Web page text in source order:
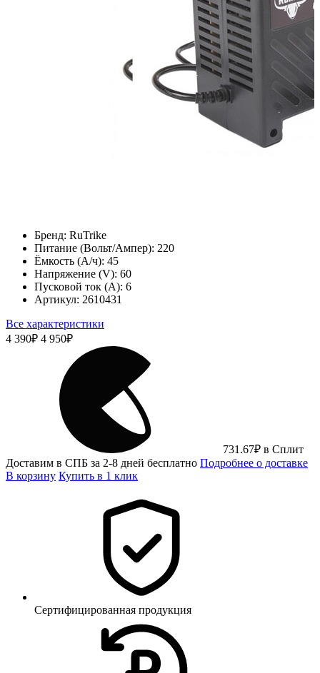
Бренд: RuTrike
Питание (Вольт/Ампер): 220
Ёмкость (А/ч): 45
Напряжение (V): 60
Пусковой ток (А): 6
Артикул: 2610431
Все характеристики
4 390₽ 4 950₽
731.67₽ в Сплит
Доставим в СПБ за 2-8 дней бесплатно Подробнее о доставке
В корзину Купить в 1 клик
Сертифицированная продукция